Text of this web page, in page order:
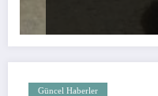
Güncel Haberler